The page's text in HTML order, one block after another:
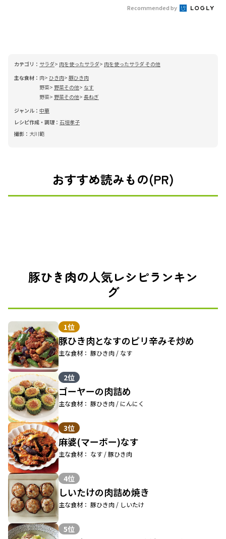
Recommended by
カテゴリ： サラダ 肉を使ったサラダ
肉を使ったサラダ その他
主な食材： 肉 ひき肉 豚ひき肉
野菜
野菜その他
なす
野菜
野菜その他 長ねぎ
ジャンル： 中華
レシピ作成・調理： 石垣孝子
撮影： 大川範
おすすめ読みもの(PR)
豚ひき肉の人気レシピランキン
グ
1位
豚ひき肉となすのピリ辛みそ炒め
主な食材： 豚ひき肉 / なす
2位
ゴーヤーの肉詰め
主な食材： 豚ひき肉 / にんにく
3位
麻婆(マーボー)なす
主な食材： なす / 豚ひき肉
4位
しいたけの肉詰め焼き
主な食材： 豚ひき肉 / しいたけ
5位